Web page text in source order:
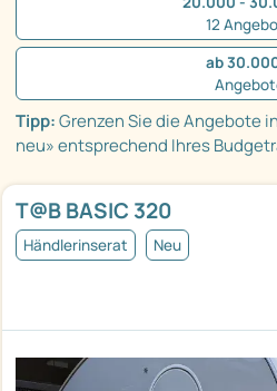
12
ab
Tipp:Grenzen Sie die Angebote
neu» entsprechend Ihres
T@B BASIC 320
Händlerinserat Neu